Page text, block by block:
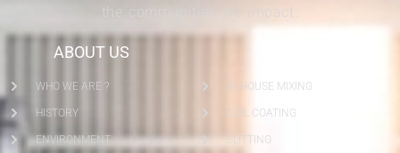
the communities we impact.
ABOUT US
WHO WE ARE ?
HISTORY
ENVIRONMENT
IN-HOUSE MIXING
COIL COATING
SLITTING